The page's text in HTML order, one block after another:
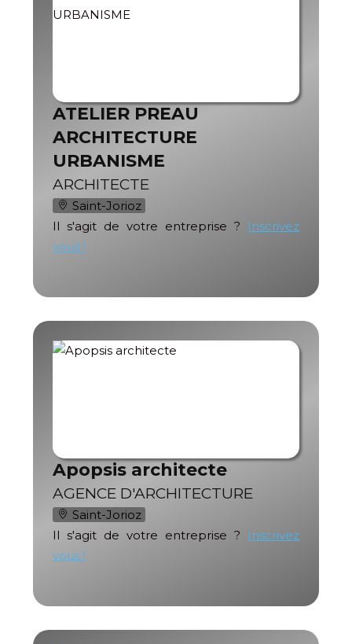
ATELIER PREAU
ARCHITECTURE
URBANISME
ARCHITECTE
Saint-Jorioz
Il s'agit de votre entreprise ?
Inscrivez
vous !
Apopsis architecte
AGENCE D'ARCHITECTURE
Saint-Jorioz
Il s'agit de votre entreprise ?
Inscrivez
vous !